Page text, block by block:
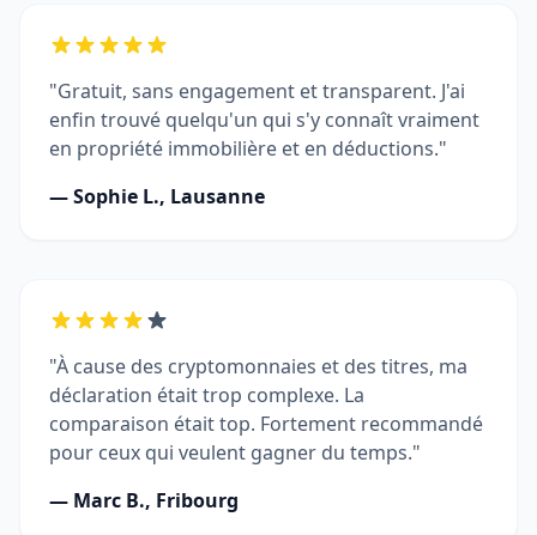
"Gratuit, sans engagement et transparent. J'ai
enfin trouvé quelqu'un qui s'y connaît vraiment
en propriété immobilière et en déductions."
— Sophie L., Lausanne
"À cause des cryptomonnaies et des titres, ma
déclaration était trop complexe. La
comparaison était top. Fortement recommandé
pour ceux qui veulent gagner du temps."
— Marc B., Fribourg